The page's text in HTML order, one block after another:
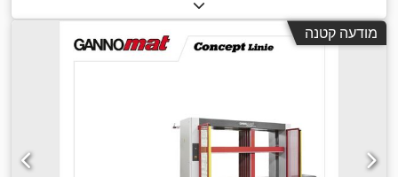
מודעה קטנה